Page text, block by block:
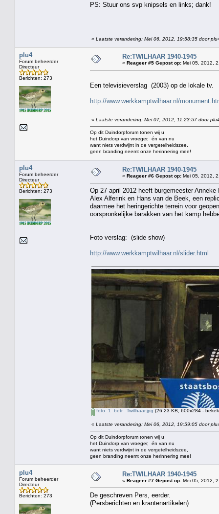
PS: Stuur ons svp knipsels en links; dank!
« Laatste verandering: Mei 06, 2012, 19:58:35 door
plu4
Forum beheerder
Directeur
Berichten: 273
Re:TWILHAAR 1940-1945
« Reageer #5 Gepost op: Mei 05, 2012,
Een televisieverslag (2003) op de lokale tv.
http://www.werkkamptwilhaar.nl/
« Laatste verandering: Mei 07, 2012, 11:23:57 door
Op dit Duindorpforum tonen wij u
het Duindorp van vroeger, én van nu
want niets verdwijnt in de vergetelheidszee,
geen branding neemt onze herinnering mee!
plu4
Forum beheerder
Directeur
Berichten: 273
Re:TWILHAAR 1940-1945
« Reageer #6 Gepost op: Mei 05, 2012,
Op 27 april 2012 heeft burgemeester
Alex Alferink en Hans van de Beek, een
daarmee het heringerichte terrein voor
oorspronkelijke barakken van het kamp
Foto verslag: (slide show)
http://www.werkkamptwilhaar.nl/slider.html
foto_1_betr._Twillhaar.jpg (26.23 KB, 600x284 -
« Laatste verandering: Mei 06, 2012, 19:59:05 door
Op dit Duindorpforum tonen wij u
het Duindorp van vroeger, én van nu
want niets verdwijnt in de vergetelheidszee,
geen branding neemt onze herinnering mee!
plu4
Forum beheerder
Directeur
Berichten: 273
Re:TWILHAAR 1940-1945
« Reageer #7 Gepost op: Mei 05, 2012,
De geschreven Pers, eerder.
(Persberichten en krantenartikelen)